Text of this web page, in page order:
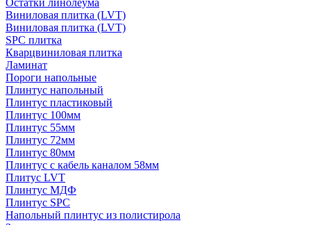
Остатки линолеума
Виниловая плитка (LVT)
Виниловая плитка (LVT)
SPC плитка
Кварцвиниловая плитка
Ламинат
Пороги напольные
Плинтус напольный
Плинтус пластиковый
Плинтус 100мм
Плинтус 55мм
Плинтус 72мм
Плинтус 80мм
Плинтус с кабель каналом 58мм
Плитус LVT
Плинтус МДФ
Плинтус SPC
Напольный плинтус из полистирола